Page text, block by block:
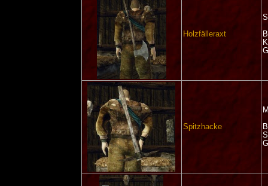
Holzfälleraxt
Spitzhacke